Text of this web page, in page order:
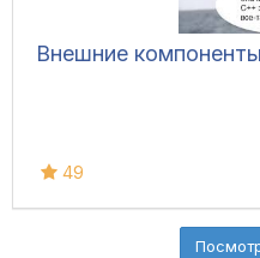
Внешние
49